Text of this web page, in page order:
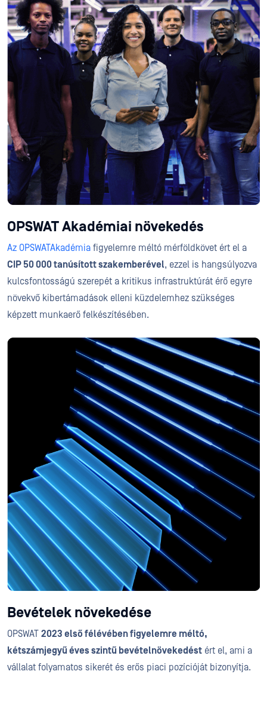
OPSWAT Akadémiai növekedés
Az OPSWATAkadémia figyelemre méltó mérföldkövet ért el a
CIP 50 000 tanúsított szakemberével, ezzel is hangsúlyozva
kulcsfontosságú szerepét a kritikus infrastruktúrát érő egyre
növekvő kibertámadások elleni küzdelemhez szükséges
képzett munkaerő felkészítésében.
Bevételek növekedése
OPSWAT 2023 első félévében figyelemre méltó,
kétszámjegyű éves szintű bevételnövekedést ért el, ami a
vállalat folyamatos sikerét és erős piaci pozícióját bizonyítja.